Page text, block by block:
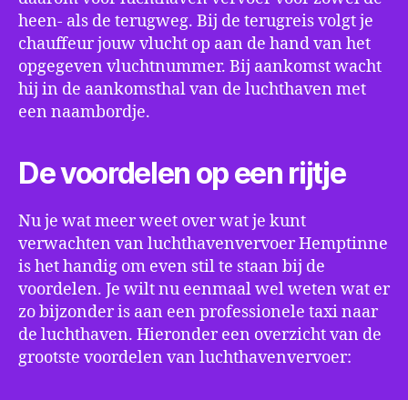
heen- als de terugweg. Bij de terugreis volgt je
chauffeur jouw vlucht op aan de hand van het
opgegeven vluchtnummer. Bij aankomst wacht
hij in de aankomsthal van de luchthaven met
een naambordje.
De voordelen op een rijtje
Nu je wat meer weet over wat je kunt
verwachten van luchthavenvervoer Hemptinne
is het handig om even stil te staan bij de
voordelen. Je wilt nu eenmaal wel weten wat er
zo bijzonder is aan een professionele taxi naar
de luchthaven. Hieronder een overzicht van de
grootste voordelen van luchthavenvervoer: